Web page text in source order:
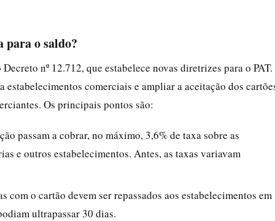
para o saldo?
nº 12.712, que estabelece novas diretrizes para o PAT.
comerciais e ampliar a aceitação dos
Os principais pontos são:
passam a cobrar, no máximo, 3,6% de taxa sobre as
e outros estabelecimentos. Antes, as taxas variavam
com o cartão devem ser repassados aos estabelecimentos em
ultrapassar 30 dias.